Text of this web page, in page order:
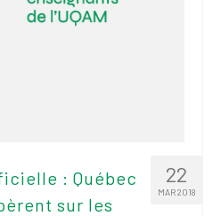
22
MAR 2018
: Québec
sur les